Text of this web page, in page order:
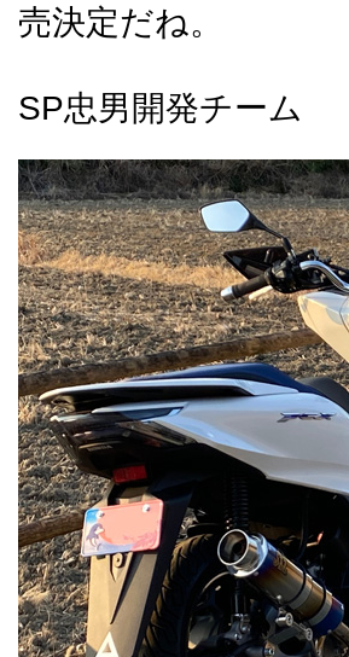
売決定だね。
SP忠男開発チーム